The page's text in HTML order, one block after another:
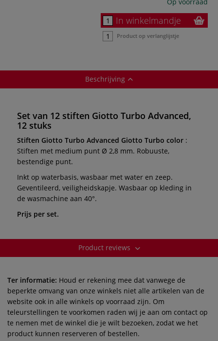
In winkelmandje
Product op verlanglijstje
Beschrijving
Set van 12 stiften Giotto Turbo Advanced,
12 stuks
Stiften Giotto Turbo Advanced Giotto Turbo color :
Stiften met medium punt Ø 2,8 mm. Robuuste,
bestendige punt.
Inkt op waterbasis, wasbaar met water en zeep.
Geventileerd, veiligheidskapje. Wasbaar op kleding in
de wasmachine aan 40°.
Prijs per set.
Product reviews
Ter informatie: Houd er rekening mee dat vanwege de
beperkte omvang van onze winkels niet alle artikelen van de
website ook in alle winkels op voorraad zijn. Om
teleurstellingen te voorkomen raden wij je aan om contact op
te nemen met de winkel die je wilt bezoeken, zodat we het
product kunnen reserveren of bestellen.